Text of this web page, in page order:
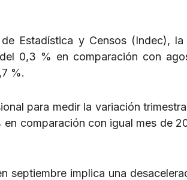
Estadística y Censos (Indec),
0,3 % en comparación con
%.
para medir la variación
comparación con igual mes de
septiembre implica una